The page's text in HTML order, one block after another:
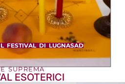
FESTIVAL DI LUGNASAD
SUPREMA
ESOTERICI